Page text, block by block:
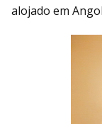
alojado em